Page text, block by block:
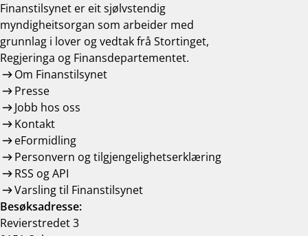
Finanstilsynet er eit sjølvstendig
myndigheitsorgan som arbeider med
grunnlag i lover og vedtak frå Stortinget,
Regjeringa og Finansdepartementet.
Om Finanstilsynet
Presse
Jobb hos oss
Kontakt
eFormidling
Personvern og tilgjengelighetserklæring
RSS og API
Varsling til Finanstilsynet
Besøksadresse:
Revierstredet 3